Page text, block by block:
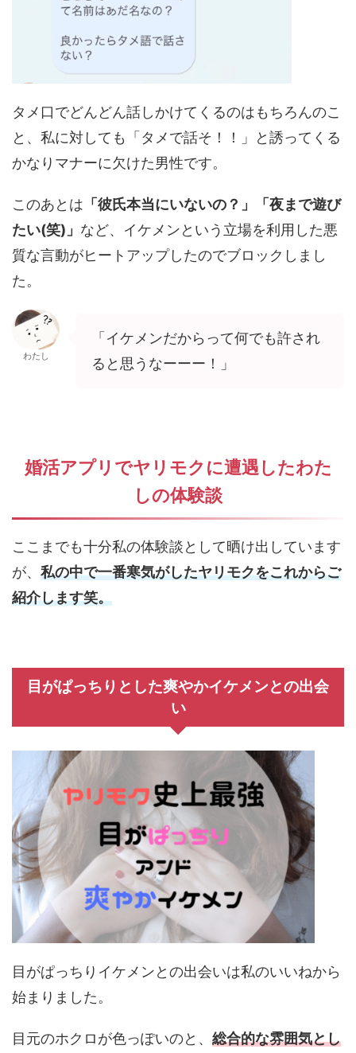
タメ口でどんどん話しかけてくるのはもちろんのこ
と、私に対しても「タメで話そ！！」と誘ってくる
かなりマナーに欠けた男性です。
このあとは 「彼氏本当にいないの？」「夜まで遊び
たい(笑)」 など、イケメンという立場を利用した悪
質な言動がヒートアップしたのでブロックしまし
た。
わたし
「イケメンだからって何でも許され
ると思うなーーー！」
婚活アプリでヤリモクに遭遇したわた
しの体験談
ここまでも十分私の体験談として晒け出しています
が、 私の中で一番寒気がしたヤリモクをこれからご
紹介します笑。
目がぱっちりとした爽やかイケメンとの出会
い
目がぱっちりイケメンとの出会いは私のいいねから
始まりました。
目元のホクロが色っぽいのと、 総合的な雰囲気とし